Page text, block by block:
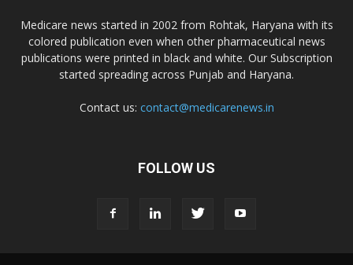
Medicare news started in 2002 from Rohtak, Haryana with its
colored publication even when other pharmaceutical news
publications were printed in black and white. Our Subscription
started spreading across Punjab and Haryana.
Contact us: contact@medicarenews.in
FOLLOW US